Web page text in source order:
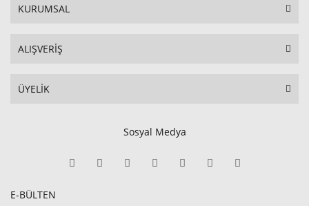
KURUMSAL
ALIŞVERİŞ
ÜYELİK
Sosyal Medya
E-BÜLTEN